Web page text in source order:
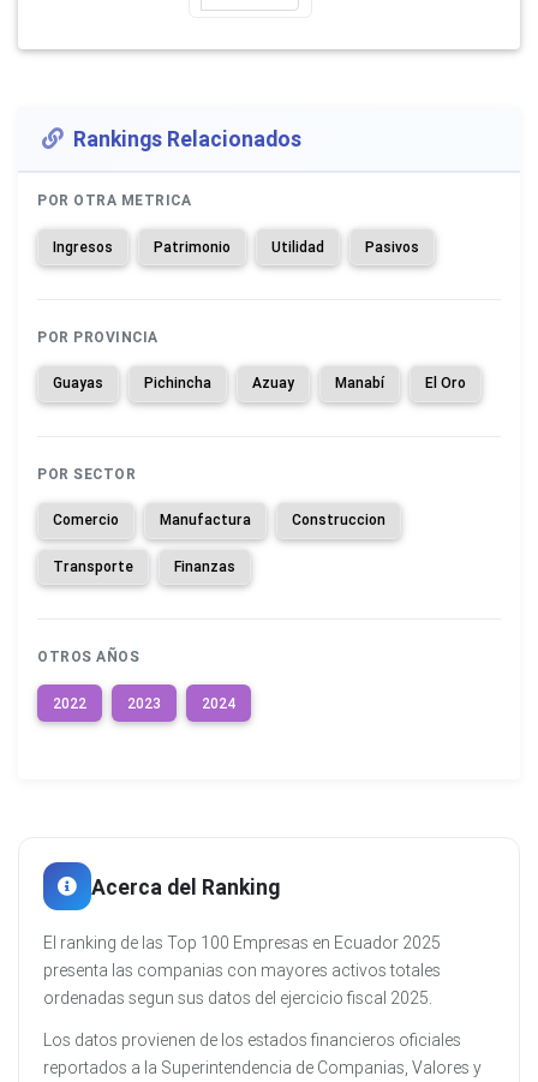
Rankings Relacionados
POR OTRA METRICA
Ingresos Patrimonio Utilidad Pasivos
POR PROVINCIA
Guayas Pichincha Azuay Manabí El Oro
POR SECTOR
Comercio Manufactura Construccion
Transporte Finanzas
OTROS AÑOS
2022 2023 2024
Acerca del Ranking
El ranking de las Top 100 Empresas en Ecuador 2025
presenta las companias con mayores activos totales
ordenadas segun sus datos del ejercicio fiscal 2025.
Los datos provienen de los estados financieros oficiales
reportados a la Superintendencia de Companias, Valores y